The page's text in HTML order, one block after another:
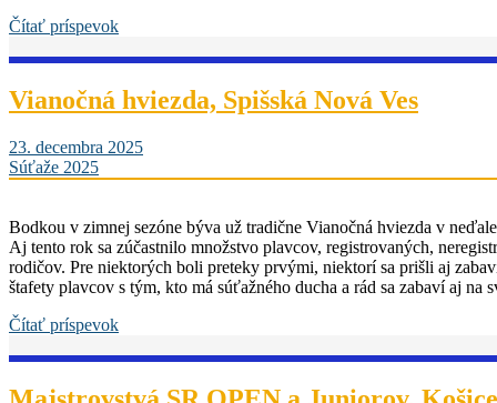
Čítať príspevok
Vianočná hviezda, Spišská Nová Ves
23. decembra 2025
Súťaže 2025
Bodkou v zimnej sezóne býva už tradične Vianočná hviezda v
Aj tento rok sa zúčastnilo množstvo plavcov, registrovaných,
rodičov. Pre niektorých boli preteky prvými, niektorí sa prišli aj
štafety plavcov s tým, kto má súťažného ducha a rád sa zabaví aj
Čítať príspevok